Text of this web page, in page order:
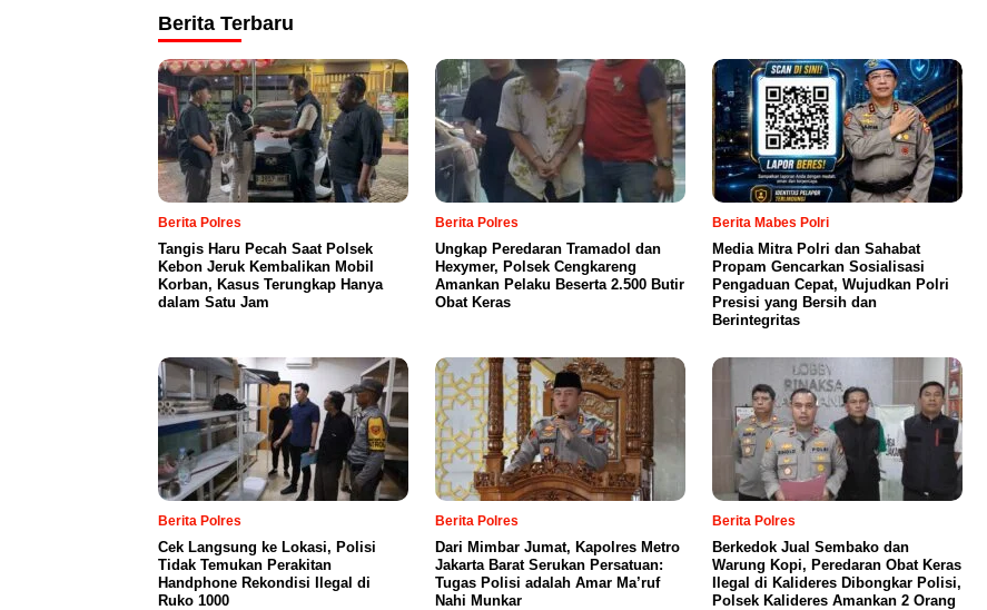
Berita Terbaru
Berita Polres
Tangis Haru Pecah Saat Polsek
Kebon Jeruk Kembalikan Mobil
Korban, Kasus Terungkap Hanya
dalam Satu Jam
Berita Polres
Ungkap Peredaran Tramadol dan
Hexymer, Polsek Cengkareng
Amankan Pelaku Beserta 2.500 Butir
Obat Keras
Berita Mabes Polri
Media Mitra Polri dan Sahabat
Propam Gencarkan Sosialisasi
Pengaduan Cepat, Wujudkan Polri
Presisi yang Bersih dan
Berintegritas
Berita Polres
Cek Langsung ke Lokasi, Polisi
Tidak Temukan Perakitan
Handphone Rekondisi Ilegal di
Ruko 1000
Berita Polres
Dari Mimbar Jumat, Kapolres Metro
Jakarta Barat Serukan Persatuan:
Tugas Polisi adalah Amar Ma’ruf
Nahi Munkar
Berita Polres
Berkedok Jual Sembako dan
Warung Kopi, Peredaran Obat Keras
Ilegal di Kalideres Dibongkar Polisi,
Polsek Kalideres Amankan 2 Orang